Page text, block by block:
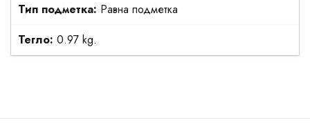
Тип подметка: Равна подметка
Тегло: 0.97 kg.